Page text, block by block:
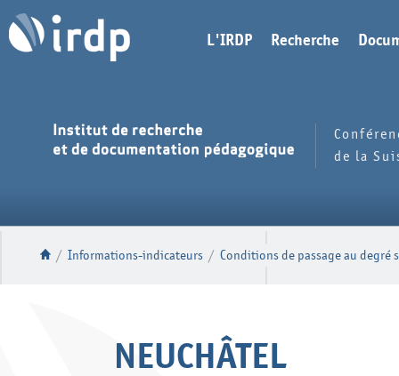
L'IRDP Recherche
de la
/ Informations-indicateurs / Conditions de passage au degré
NEUCHÂTEL